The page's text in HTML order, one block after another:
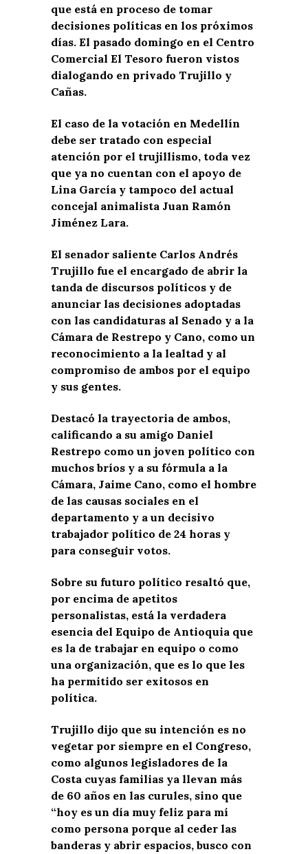
que está en proceso de tomar
decisiones políticas en los próximos
días. El pasado domingo en el Centro
Comercial El Tesoro fueron vistos
dialogando en privado Trujillo y
Cañas.
El caso de la votación en Medellín
debe ser tratado con especial
atención por el trujillismo, toda vez
que ya no cuentan con el apoyo de
Lina García y tampoco del actual
concejal animalista Juan Ramón
Jiménez Lara.
El senador saliente Carlos Andrés
Trujillo fue el encargado de abrir la
tanda de discursos políticos y de
anunciar las decisiones adoptadas
con las candidaturas al Senado y a la
Cámara de Restrepo y Cano, como un
reconocimiento a la lealtad y al
compromiso de ambos por el equipo
y sus gentes.
Destacó la trayectoria de ambos,
calificando a su amigo Daniel
Restrepo como un joven político con
muchos bríos y a su fórmula a la
Cámara, Jaime Cano, como el hombre
de las causas sociales en el
departamento y a un decisivo
trabajador político de 24 horas y
para conseguir votos.
Sobre su futuro político resaltó que,
por encima de apetitos
personalistas, está la verdadera
esencia del Equipo de Antioquia que
es la de trabajar en equipo o como
una organización, que es lo que les
ha permitido ser exitosos en
política.
Trujillo dijo que su intención es no
vegetar por siempre en el Congreso,
como algunos legisladores de la
Costa cuyas familias ya llevan más
de 60 años en las curules, sino que
“hoy es un día muy feliz para mí
como persona porque al ceder las
banderas y abrir espacios, busco con